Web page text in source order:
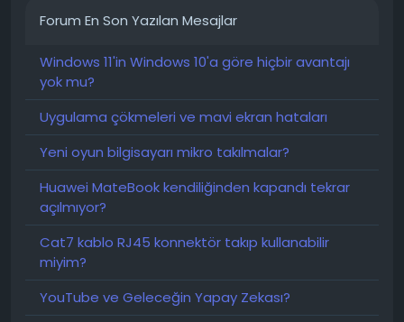
Forum En Son Yazılan Mesajlar
Windows 11'in Windows 10'a göre hiçbir avantajı
yok mu?
Uygulama çökmeleri ve mavi ekran hataları
Yeni oyun bilgisayarı mikro takılmalar?
Huawei MateBook kendiliğinden kapandı tekrar
açılmıyor?
Cat7 kablo RJ45 konnektör takıp kullanabilir
miyim?
YouTube ve Geleceğin Yapay Zekası?